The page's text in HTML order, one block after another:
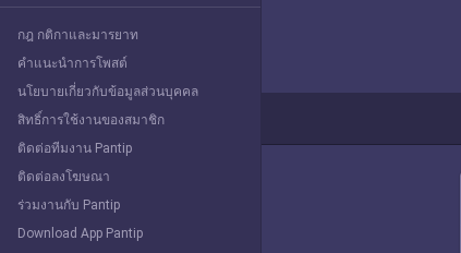
Explore
กฎ กติกาและมารยาท
คำแนะนำการโพสต์
นโยบายเกี่ยวกับข้อมูลส่วนบุคคล
สิทธิ์การใช้งานของสมาชิก
ติดต่อทีมงาน Pantip
ติดต่อลงโฆษณา
ร่วมงานกับ Pantip
Download App Pantip